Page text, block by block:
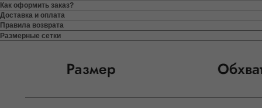
Как оформить заказ?
Доставка и оплата
Правила возврата
Размерные сетки